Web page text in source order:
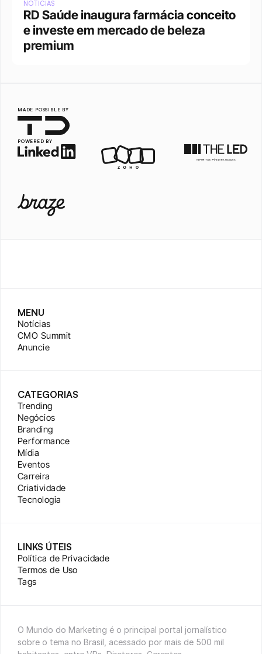
NOTÍCIAS
RD Saúde inaugura farmácia conceito
e investe em mercado de beleza
premium
MADE POSSIBLE BY
POWERED BY
MENU
Notícias
CMO Summit
Anuncie
CATEGORIAS
Trending
Negócios
Branding
Performance
Mídia
Eventos
Carreira
Criatividade
Tecnologia
LINKS ÚTEIS
Política de Privacidade
Termos de Uso
Tags
O Mundo do Marketing é o principal portal jornalístico
sobre o tema no Brasil, acessado por mais de 500 mil